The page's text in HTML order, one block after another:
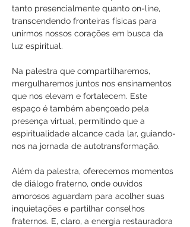
tanto presencialmente quanto on-line,
transcendendo fronteiras físicas para
unirmos nossos corações em busca da
luz espiritual.
Na palestra que compartilharemos,
mergulharemos juntos nos ensinamentos
que nos elevam e fortalecem. Este
espaço é também abençoado pela
presença virtual, permitindo que a
espiritualidade alcance cada lar, guiando-
nos na jornada de autotransformação.
Além da palestra, oferecemos momentos
de diálogo fraterno, onde ouvidos
amorosos aguardam para acolher suas
inquietações e partilhar conselhos
fraternos. E, claro, a energia restauradora